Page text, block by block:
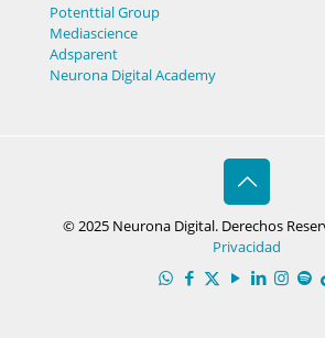
Potenttial Group
Mediascience
Adsparent
Neurona Digital Academy
© 2025 Neurona Digital. Derechos
Privacidad